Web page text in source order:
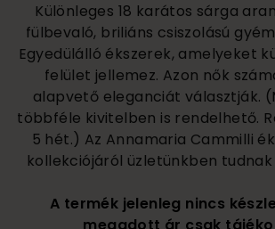
Különleges 18 karátos sárga
fülbevaló, briliáns csiszolású
Egyedülálló ékszerek, amelyeket
felület jellemez. Azon nők
alapvető eleganciát választják.
többféle kivitelben is rendelhető.
5 hét.) Az Annamaria Cammilli
kollekciójáról üzletünkben
A termék jelenleg nincs